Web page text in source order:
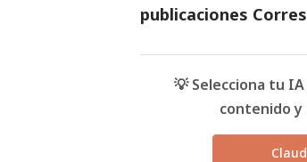
publicaciones
💡 Selecciona tu
contenido y